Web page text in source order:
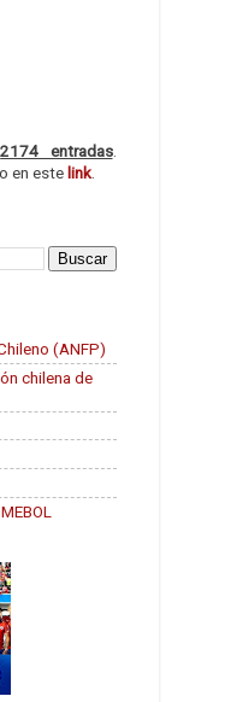
2174 entradas.
en estelink.
(ANFP)
chilena de